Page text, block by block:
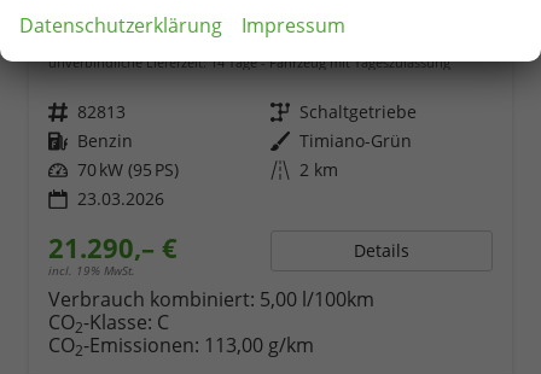
Skoda Fabia
unverbindliche Lieferzeit:14 Tage Fahrzeug mit Tageszulassung
Fahrzeugnr. 82813 Getriebe Schaltgetriebe
Kraftstoff Benzin Außenfarbe Timiano-Grün
Leistung 70 kW (95 PS) Kilometerstand 2 km
23.03.2026
21.290,– €
incl. 19% MwSt.
Details
Verbrauch kombiniert: 5,00 l/100km
CO2-Klasse: C
CO2-Emissionen: 113,00 g/km
Datenschutzerklärung Impressum